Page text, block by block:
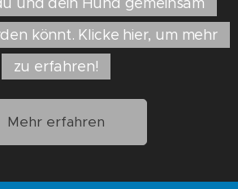
könnt. Klicke hier, um mehr
zu erfahren!
Mehr erfahren